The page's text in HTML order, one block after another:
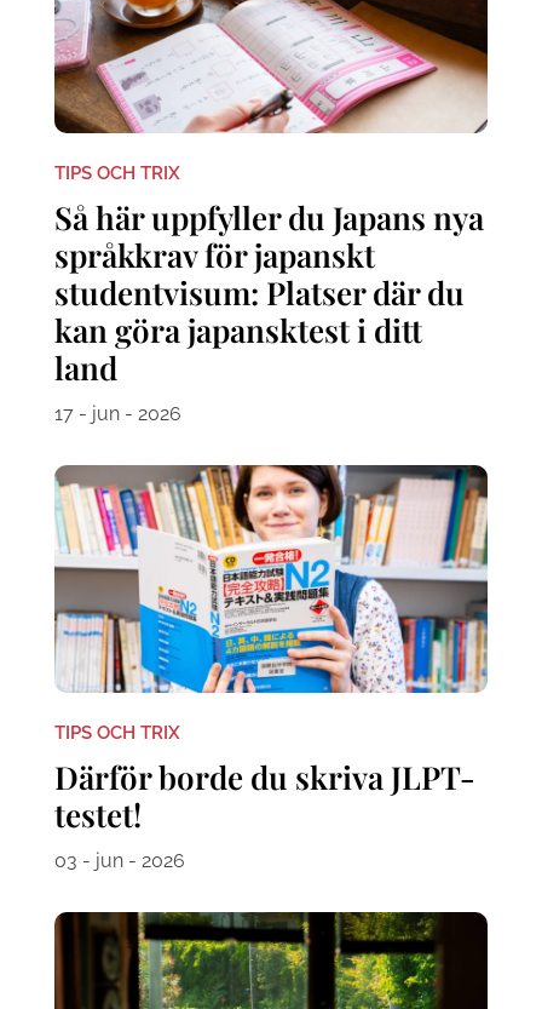
TIPS OCH TRIX
Så här uppfyller du Japans nya
språkkrav för japanskt
studentvisum: Platser där du
kan göra japansktest i ditt
land
17 - jun - 2026
TIPS OCH TRIX
Därför borde du skriva JLPT-
testet!
03 - jun - 2026